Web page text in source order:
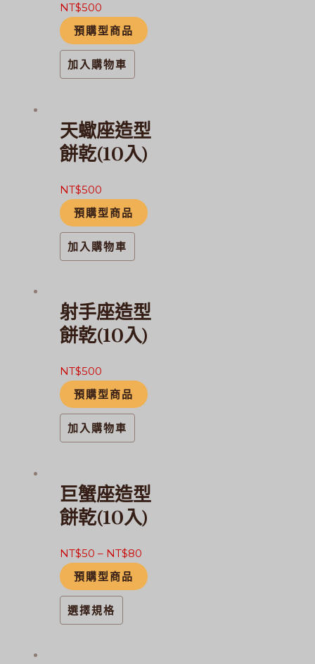
NT$500
預購型商品
加入購物車
天蠍座造型
餅乾(10入)
NT$500
預購型商品
加入購物車
射手座造型
餅乾(10入)
NT$500
預購型商品
加入購物車
巨蟹座造型
餅乾(10入)
NT$50 – NT$80
預購型商品
選擇規格
產
品
有
多
可